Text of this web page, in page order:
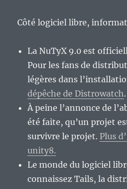
ans
Premier
Côté logiciel libre,
La NuTyX 9.0 est
Pour les fans de
légères dans
dépêche de Distrowatch.
À peine l’annonce de
été faite, qu’un projet
survivre le projet. Plus
unity8.
Le monde du logiciel
connaissez Tails, la